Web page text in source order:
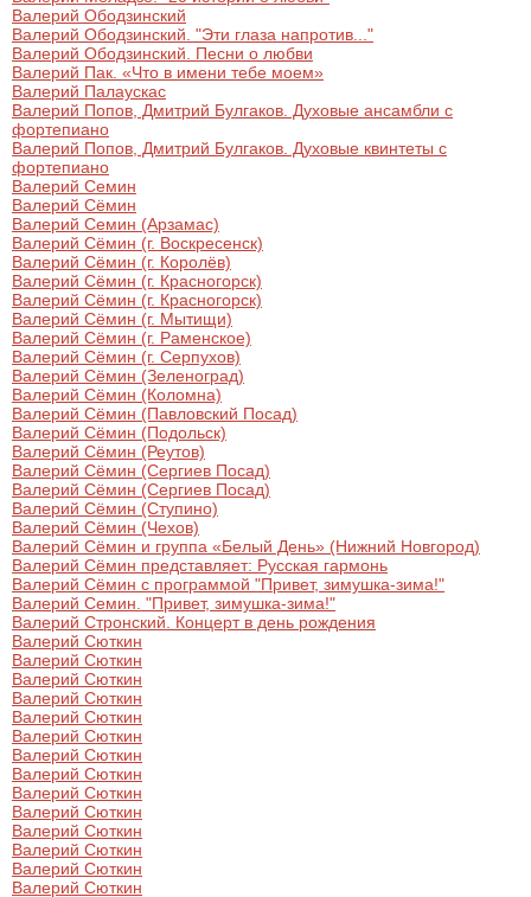
Валерий Ободзинский
Валерий Ободзинский. "Эти глаза напротив..."
Валерий Ободзинский. Песни о любви
Валерий Пак. «Что в имени тебе моем»
Валерий Палаускас
Валерий Попов, Дмитрий Булгаков. Духовые ансамбли с
фортепиано
Валерий Попов, Дмитрий Булгаков. Духовые квинтеты с
фортепиано
Валерий Семин
Валерий Сёмин
Валерий Семин (Арзамас)
Валерий Сёмин (г. Воскресенск)
Валерий Сёмин (г. Королёв)
Валерий Сёмин (г. Красногорск)
Валерий Сёмин (г. Красногорск)
Валерий Сёмин (г. Мытищи)
Валерий Сёмин (г. Раменское)
Валерий Сёмин (г. Серпухов)
Валерий Сёмин (Зеленоград)
Валерий Сёмин (Коломна)
Валерий Сёмин (Павловский Посад)
Валерий Сёмин (Подольск)
Валерий Сёмин (Реутов)
Валерий Сёмин (Сергиев Посад)
Валерий Сёмин (Сергиев Посад)
Валерий Сёмин (Ступино)
Валерий Сёмин (Чехов)
Валерий Сёмин и группа «Белый День» (Нижний Новгород)
Валерий Сёмин представляет: Русская гармонь
Валерий Сёмин с программой "Привет, зимушка-зима!"
Валерий Семин. "Привет, зимушка-зима!"
Валерий Стронский. Концерт в день рождения
Валерий Сюткин
Валерий Сюткин
Валерий Сюткин
Валерий Сюткин
Валерий Сюткин
Валерий Сюткин
Валерий Сюткин
Валерий Сюткин
Валерий Сюткин
Валерий Сюткин
Валерий Сюткин
Валерий Сюткин
Валерий Сюткин
Валерий Сюткин